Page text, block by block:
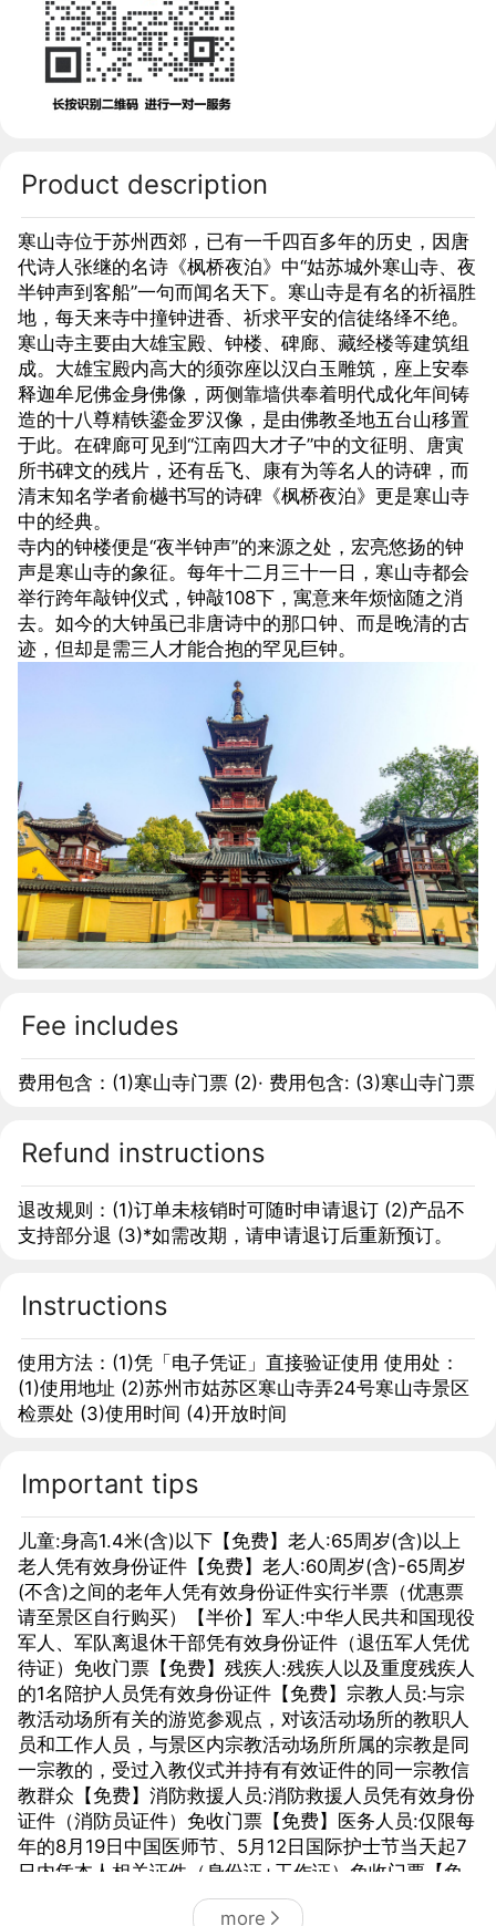
Product description
寒山寺位于苏州西郊，已有一千四百多年的历史，因唐
代诗人张继的名诗《枫桥夜泊》中“姑苏城外寒山寺、夜
半钟声到客船”一句而闻名天下。寒山寺是有名的祈福胜
地，每天来寺中撞钟进香、祈求平安的信徒络绎不绝。
寒山寺主要由大雄宝殿、钟楼、碑廊、藏经楼等建筑组
成。大雄宝殿内高大的须弥座以汉白玉雕筑，座上安奉
释迦牟尼佛金身佛像，两侧靠墙供奉着明代成化年间铸
造的十八尊精铁鎏金罗汉像，是由佛教圣地五台山移置
于此。在碑廊可见到“江南四大才子”中的文征明、唐寅
所书碑文的残片，还有岳飞、康有为等名人的诗碑，而
清末知名学者俞樾书写的诗碑《枫桥夜泊》更是寒山寺
中的经典。
寺内的钟楼便是“夜半钟声”的来源之处，宏亮悠扬的钟
声是寒山寺的象征。每年十二月三十一日，寒山寺都会
举行跨年敲钟仪式，钟敲108下，寓意来年烦恼随之消
去。如今的大钟虽已非唐诗中的那口钟、而是晚清的古
迹，但却是需三人才能合抱的罕见巨钟。
Fee includes
费用包含：(1)寒山寺门票 (2)· 费用包含: (3)寒山寺门票
Refund instructions
退改规则：(1)订单未核销时可随时申请退订 (2)产品不
支持部分退 (3)*如需改期，请申请退订后重新预订。
Instructions
使用方法：(1)凭「电子凭证」直接验证使用 使用处：
(1)使用地址 (2)苏州市姑苏区寒山寺弄24号寒山寺景区
检票处 (3)使用时间 (4)开放时间
Important tips
儿童:身高1.4米(含)以下【免费】老人:65周岁(含)以上
老人凭有效身份证件【免费】老人:60周岁(含)-65周岁
(不含)之间的老年人凭有效身份证件实行半票（优惠票
请至景区自行购买）【半价】军人:中华人民共和国现役
军人、军队离退休干部凭有效身份证件（退伍军人凭优
待证）免收门票【免费】残疾人:残疾人以及重度残疾人
的1名陪护人员凭有效身份证件【免费】宗教人员:与宗
教活动场所有关的游览参观点，对该活动场所的教职人
员和工作人员，与景区内宗教活动场所所属的宗教是同
一宗教的，受过入教仪式并持有有效证件的同一宗教信
教群众【免费】消防救援人员:消防救援人员凭有效身份
证件（消防员证件）免收门票【免费】医务人员:仅限每
年的8月19日中国医师节、5月12日国际护士节当天起7
日内凭本人相关证件（身份证+工作证）免收门票【免
more